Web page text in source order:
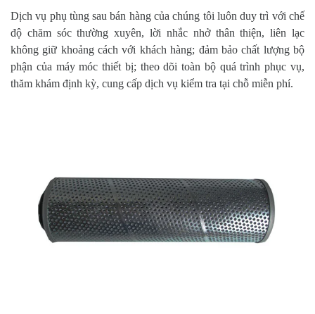
Dịch vụ phụ tùng sau bán hàng của chúng tôi luôn duy trì với chế
độ chăm sóc thường xuyên, lời nhắc nhở thân thiện, liên lạc
không giữ khoảng cách với khách hàng; đảm bảo chất lượng bộ
phận của máy móc thiết bị; theo dõi toàn bộ quá trình phục vụ,
thăm khám định kỳ, cung cấp dịch vụ kiểm tra tại chỗ miễn phí.